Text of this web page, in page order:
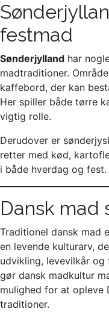
festmad
Sønderjylland har
madtraditioner.
kaffebord, der kan
Her spiller både tørre
vigtig rolle.
Derudover er
retter med kød,
i både hverdag og fest.
Dansk mad
Traditionel dansk mad
en levende kulturarv,
udvikling, levevilkår
gør dansk madkultur
mulighed for at opleve
traditioner.